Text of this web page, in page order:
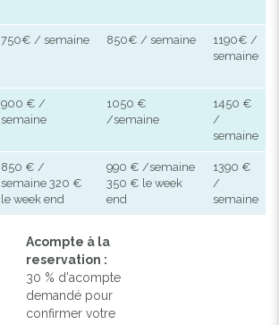
750€ / semaine 850€ / semaine
1190€ /
semaine
900 € /
semaine
1050 €
/semaine
1450 €
/
semaine
850 € /
semaine 320 €
le week end
990 € /semaine
350 € le week
end
1390 €
/
semaine
Acompte à la
reservation :
30 % d'acompte
demandé pour
confirmer votre